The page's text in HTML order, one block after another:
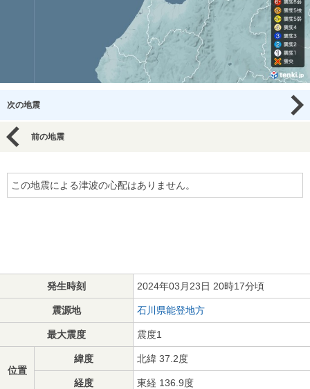
次の地震
前の地震
この地震による津波の心配はありません。
発生時刻 2024年03月23日 20時17分頃
震源地 石川県能登地方
最大震度 震度1
位置
緯度 北緯 37.2度
経度 東経 136.9度